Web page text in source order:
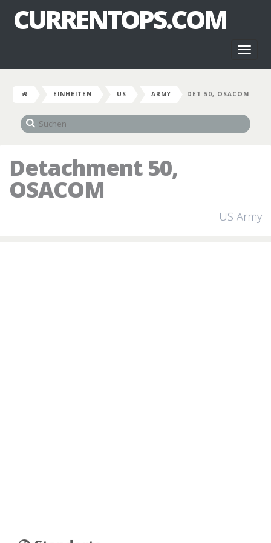
CURRENTOPS.COM
EINHEITEN US ARMY DET 50, OSACOM
Detachment 50,
OSACOM
US Army